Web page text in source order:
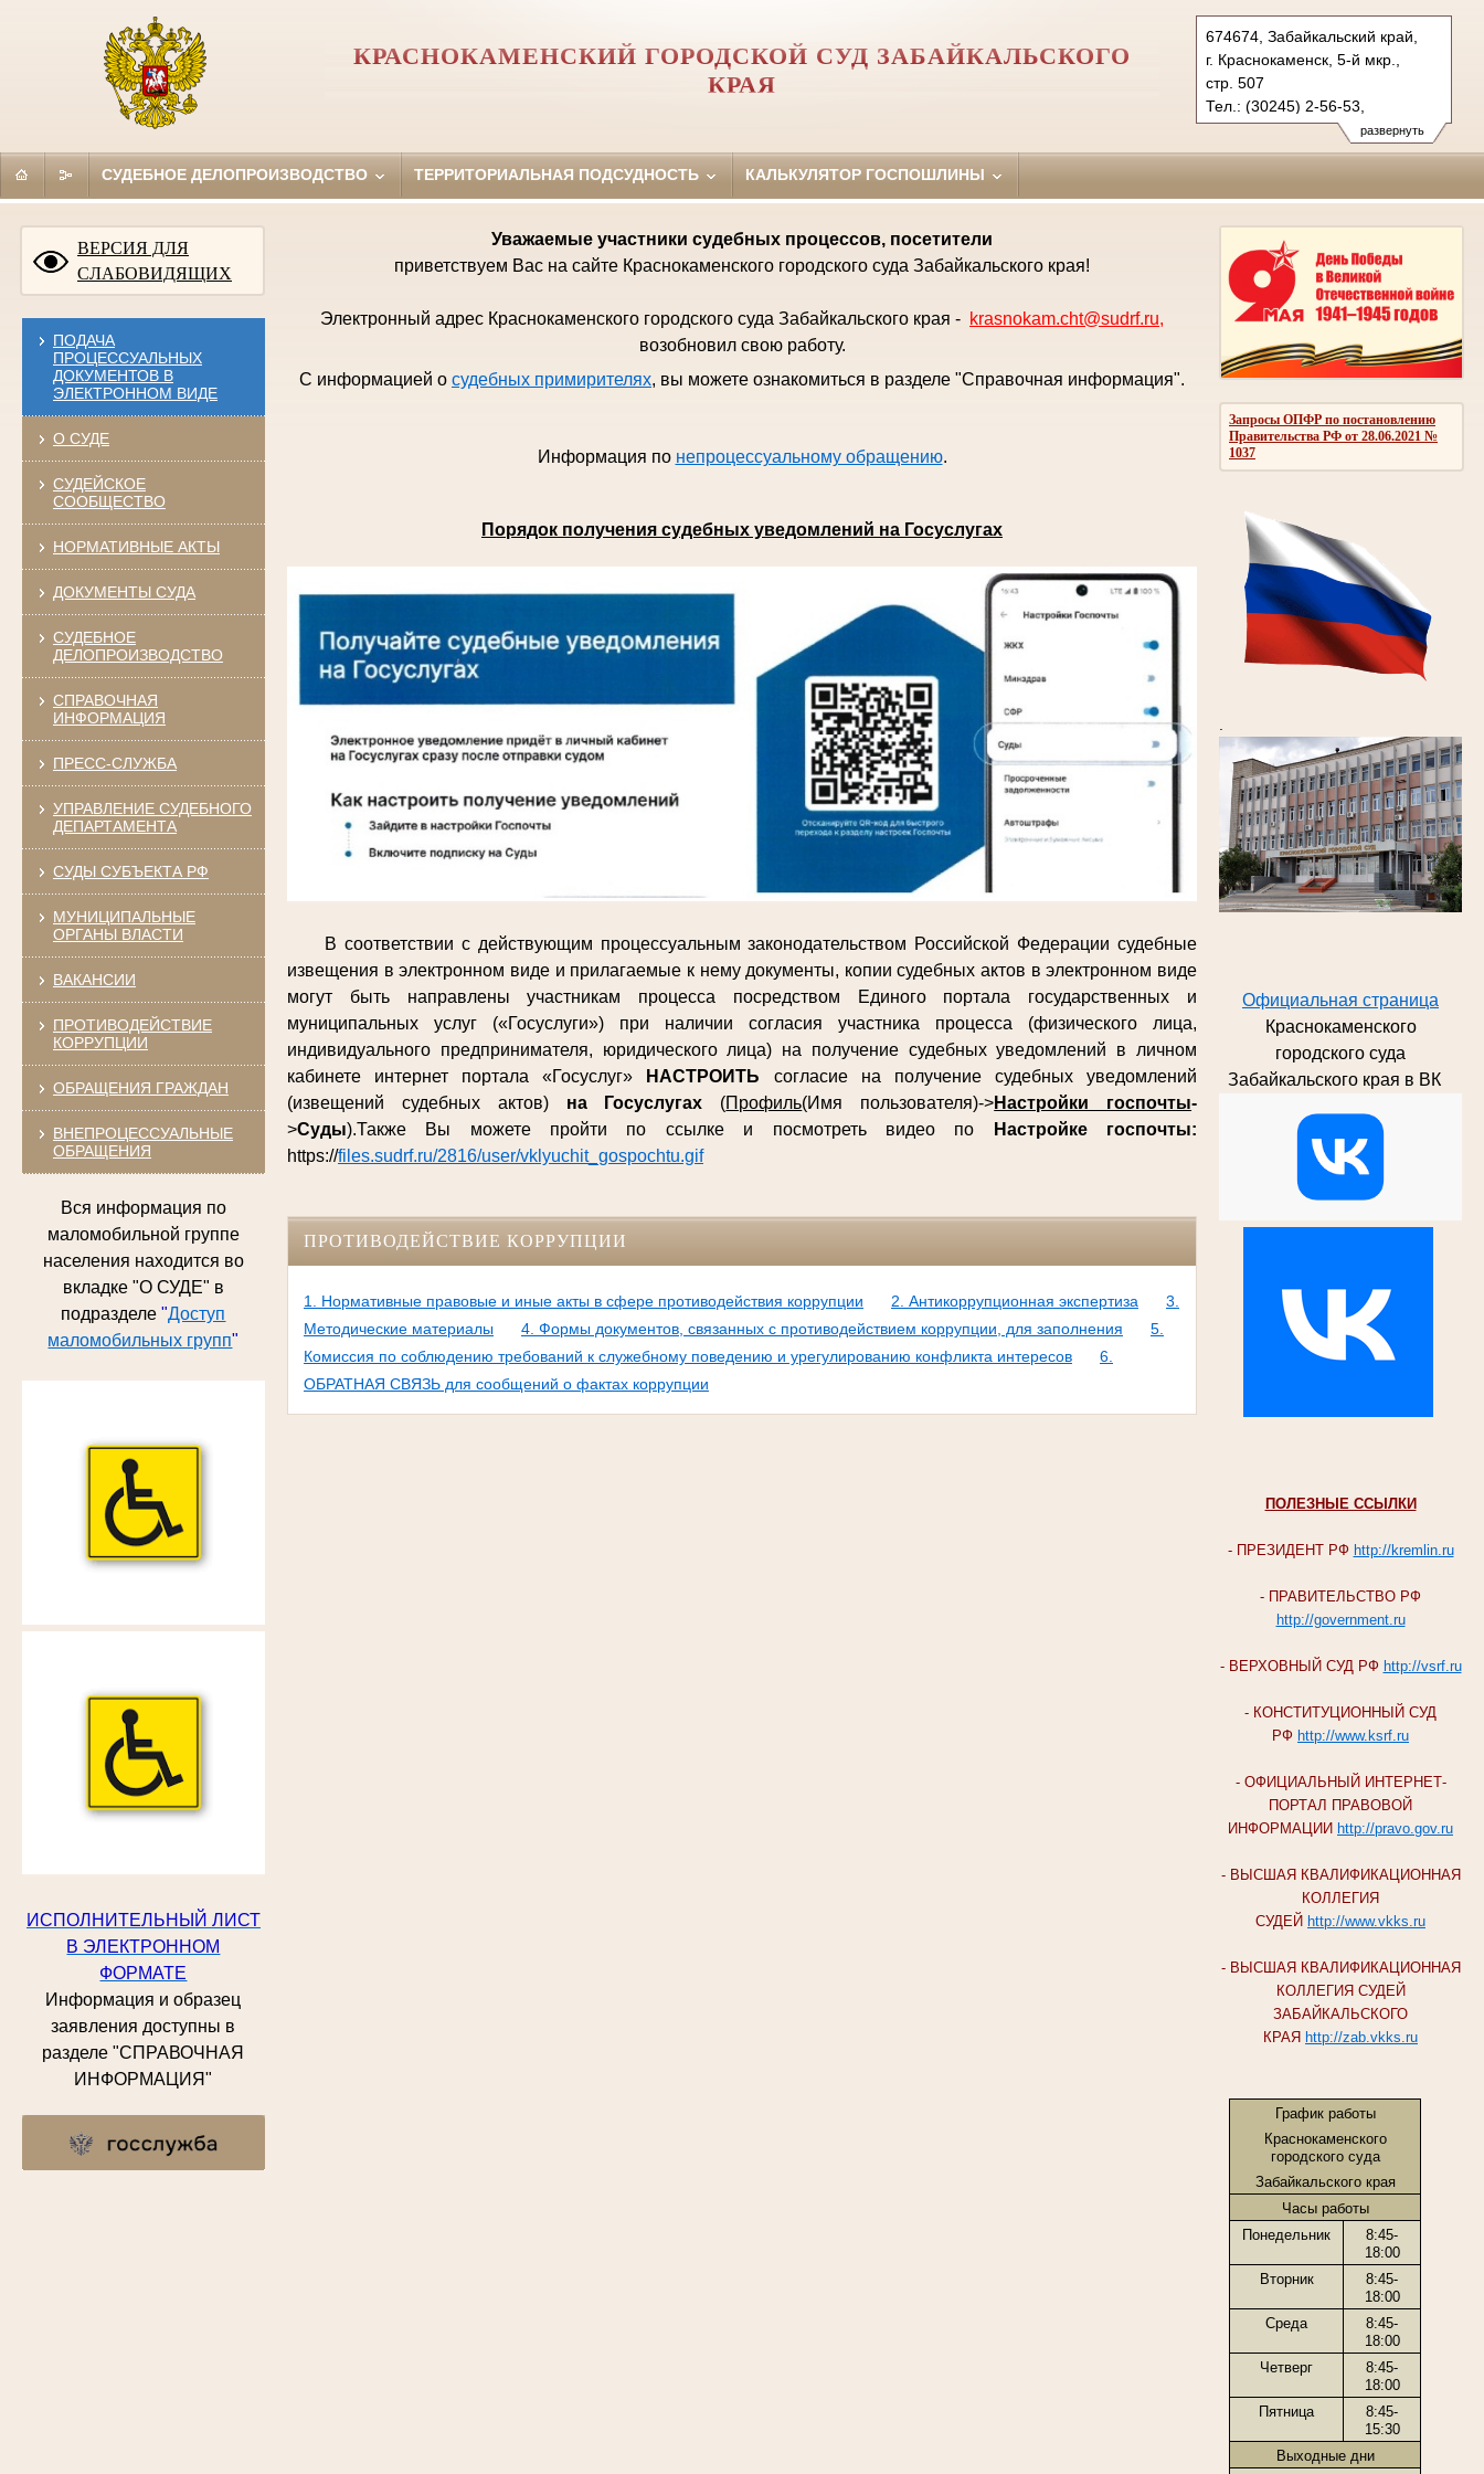
развернуть
674674, Забайкальский край,
г. Краснокаменск, 5-й мкр.,
стр. 507
Тел.: (30245) 2-56-53,
(3022) 23-83-71 (ф.)
krasnokam.cht@sudrf.ru
КРАСНОКАМЕНСКИЙ ГОРОДСКОЙ СУД ЗАБАЙКАЛЬСКОГО
КРАЯ
СУДЕБНОЕ ДЕЛОПРОИЗВОДСТВО ТЕРРИТОРИАЛЬНАЯ ПОДСУДНОСТЬ КАЛЬКУЛЯТОР ГОСПОШЛИНЫ
ВЕРСИЯ ДЛЯ
СЛАБОВИДЯЩИХ
ПОДАЧА
ПРОЦЕССУАЛЬНЫХ
ДОКУМЕНТОВ В
ЭЛЕКТРОННОМ ВИДЕ
О СУДЕ
СУДЕЙСКОЕ
СООБЩЕСТВО
НОРМАТИВНЫЕ АКТЫ
ДОКУМЕНТЫ СУДА
СУДЕБНОЕ
ДЕЛОПРОИЗВОДСТВО
СПРАВОЧНАЯ
ИНФОРМАЦИЯ
ПРЕСС-СЛУЖБА
УПРАВЛЕНИЕ СУДЕБНОГО
ДЕПАРТАМЕНТА
СУДЫ СУБЪЕКТА РФ
МУНИЦИПАЛЬНЫЕ
ОРГАНЫ ВЛАСТИ
ВАКАНСИИ
ПРОТИВОДЕЙСТВИЕ
КОРРУПЦИИ
ОБРАЩЕНИЯ ГРАЖДАН
ВНЕПРОЦЕССУАЛЬНЫЕ
ОБРАЩЕНИЯ
Вся информация по
маломобильной группе
населения находится во
вкладке "О СУДЕ" в
подразделе"Доступ
маломобильных групп"
ИСПОЛНИТЕЛЬНЫЙ ЛИСТ
В ЭЛЕКТРОННОМ
ФОРМАТЕ
Информация и образец
заявления доступны в
разделе "СПРАВОЧНАЯ
ИНФОРМАЦИЯ"
Запросы ОПФР по постановлению
Правительства РФ от 28.06.2021 №
1037
Официальная страница
Краснокаменского
городского суда
Забайкальского края в ВК
ПОЛЕЗНЫЕ ССЫЛКИ
- ПРЕЗИДЕНТ РФ http://kremlin.ru
- ПРАВИТЕЛЬСТВО РФ
http://government.ru
- ВЕРХОВНЫЙ СУД РФ http://vsrf.ru
- КОНСТИТУЦИОННЫЙ СУД
РФ http://www.ksrf.ru
- ОФИЦИАЛЬНЫЙ ИНТЕРНЕТ-
ПОРТАЛ ПРАВОВОЙ
ИНФОРМАЦИИ http://pravo.gov.ru
- ВЫСШАЯ КВАЛИФИКАЦИОННАЯ
КОЛЛЕГИЯ
СУДЕЙ http://www.vkks.ru
- ВЫСШАЯ КВАЛИФИКАЦИОННАЯ
КОЛЛЕГИЯ СУДЕЙ
ЗАБАЙКАЛЬСКОГО
КРАЯ http://zab.vkks.ru
График работы
Краснокаменского
городского суда
Забайкальского края
Часы работы
Понедельник
8:45-
18:00
Вторник
8:45-
18:00
Среда
8:45-
18:00
Четверг
8:45-
18:00
Пятница
8:45-
15:30
Выходные дни
Уважаемые участники судебных процессов, посетители
приветствуем Вас на сайте Краснокаменского городского суда Забайкальского края!
Электронный адрес Краснокаменского городского суда Забайкальского края - krasnokam.cht@sudrf.ru,
возобновил свою работу.
С информацией о судебных примирителях, вы можете ознакомиться в разделе "Справочная информация".
Информация по непроцессуальному обращению.
Порядок получения судебных уведомлений на Госуслугах
В соответствии с действующим процессуальным законодательством Российской Федерации судебные
извещения в электронном виде и прилагаемые к нему документы, копии судебных актов в электронном виде
могут быть направлены участникам процесса посредством Единого портала государственных и
муниципальных услуг («Госуслуги») при наличии согласия участника процесса (физического лица,
индивидуального предпринимателя, юридического лица) на получение судебных уведомлений в личном
кабинете интернет портала «Госуслуг»
НАСТРОИТЬ согласие на получение судебных уведомлений
(извещений судебных актов) на Госуслугах (Профиль(Имя пользователя)->Настройки госпочты-
>Суды).Также Вы можете пройти по ссылке и посмотреть видео по
Настройке госпочты:
https://files.sudrf.ru/2816/user/vklyuchit_gospochtu.gif
ПРОТИВОДЕЙСТВИЕ КОРРУПЦИИ
1. Нормативные правовые и иные акты в сфере противодействия коррупции 2. Антикоррупционная экспертиза
3.
Методические материалы
4. Формы документов, связанных с противодействием коррупции, для заполнения
5.
Комиссия по соблюдению требований к служебному поведению и урегулированию конфликта интересов
6.
ОБРАТНАЯ СВЯЗЬ для сообщений о фактах коррупции